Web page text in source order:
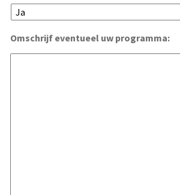
Omschrijf eventueel uw programma: